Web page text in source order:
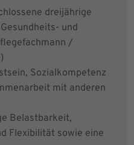
dreijährige
und
/
Sozialkompetenz
mit anderen
Belastbarkeit,
Flexibilität sowie eine